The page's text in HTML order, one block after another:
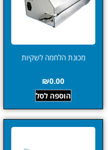
מכונת הלחמה לשקיות
₪0.00
הוספה לסל